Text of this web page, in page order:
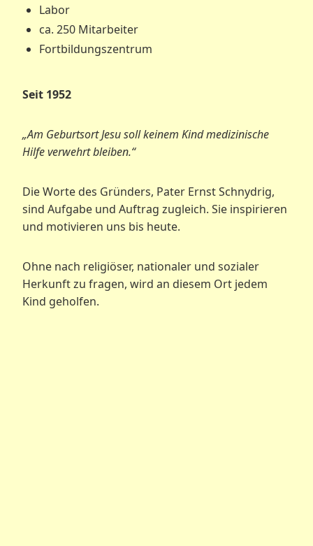
Labor
ca. 250 Mitarbeiter
Fortbildungszentrum
Seit 1952
„Am Geburtsort Jesu soll keinem Kind medizinische
Hilfe verwehrt bleiben.“
Die Worte des Gründers, Pater Ernst Schnydrig,
sind Aufgabe und Auftrag zugleich. Sie inspirieren
und motivieren uns bis heute.
Ohne nach religiöser, nationaler und sozialer
Herkunft zu fragen, wird an diesem Ort jedem
Kind geholfen.